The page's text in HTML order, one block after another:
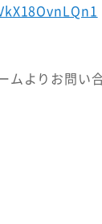
ムよりお問い